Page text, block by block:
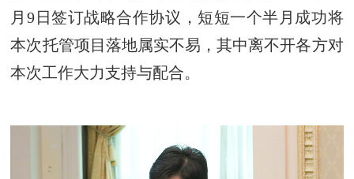
月9日签订战略合作协议，短短一个半月成功将
本次托管项目落地属实不易，其中离不开各方对
本次工作大力支持与配合。